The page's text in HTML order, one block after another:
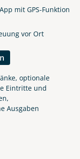
mit GPS-Funktion
vor Ort
optionale
Eintritte und
Ausgaben